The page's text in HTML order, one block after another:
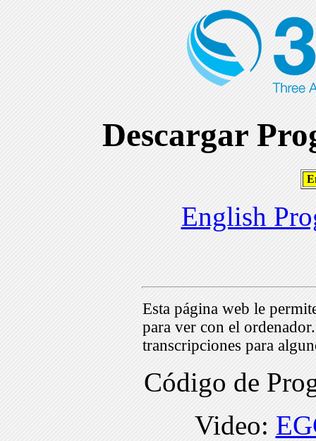
Descargar
English
Esta página web le
para ver con el
transcripciones para
Código de
Video: